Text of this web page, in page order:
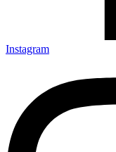
Instagram